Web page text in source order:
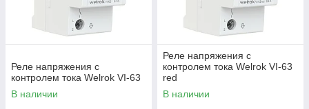
Реле напряжения с
контролем тока Welrok VI-63
В наличии
Реле напряжения с
контролем тока Welrok VI-63
red
В наличии